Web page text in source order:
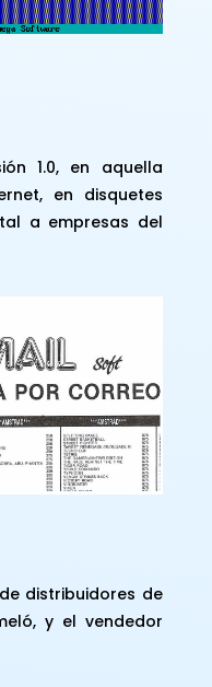
1.0, en aquella
en disquetes
a empresas del
distribuidores de
y el vendedor